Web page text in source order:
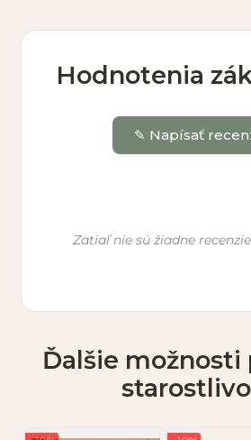
Hodnotenia
✎ Napísať
Hodnotenie *
★★★
Zatiaľ nie sú žiadne
Ďalšie možnosti